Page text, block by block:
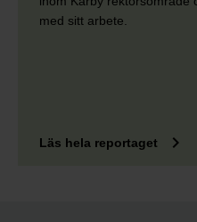
med sitt arbete.
Läs hela reportaget keyboard_arrow_right